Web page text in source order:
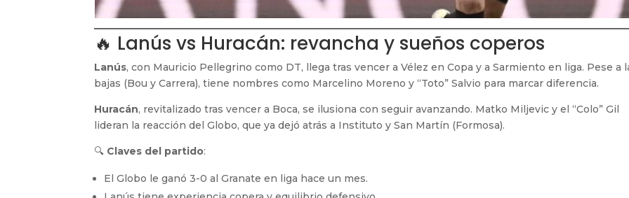
🔥 Lanús vs Huracán: revancha y sueños coperos
Lanús, con Mauricio Pellegrino como DT, llega tras vencer a Vélez en Copa y a Sarmiento en liga. Pese a
bajas (Bou y Carrera), tiene nombres como Marcelino Moreno y “Toto” Salvio para marcar diferencia.
Huracán, revitalizado tras vencer a Boca, se ilusiona con seguir avanzando. Matko Miljevic y el “Colo” Gil
lideran la reacción del Globo, que ya dejó atrás a Instituto y San Martín (Formosa).
🔍 Claves del partido:
El Globo le ganó 3-0 al Granate en liga hace un mes.